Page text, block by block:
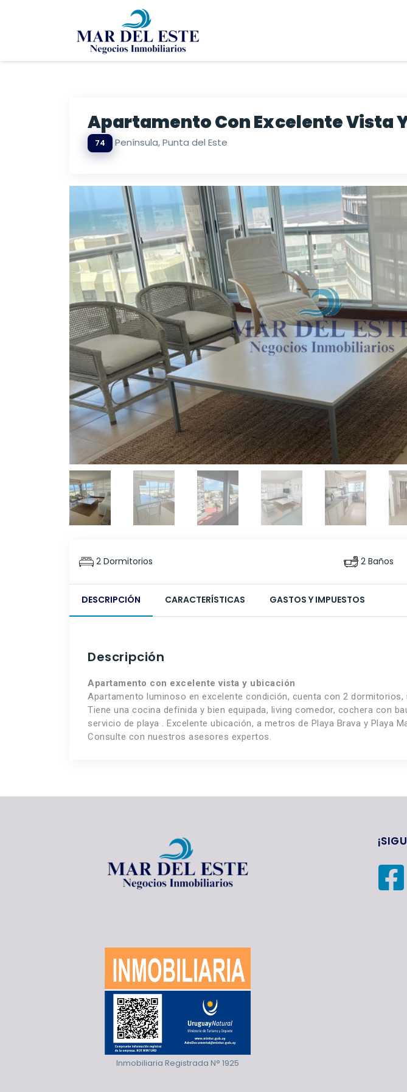
Apartamento Con Excelente Vista
74 Península, Punta del Este
2 Dormitorios 2 Baños
DESCRIPCIÓN CARACTERÍSTICAS GASTOS Y IMPUESTOS
Descripción
Apartamento con excelente vista y ubicación
Apartamento luminoso en excelente condición, cuenta con 2 dormitorios,
Tiene una cocina definida y bien equipada, living comedor, cochera con
servicio de playa . Excelente ubicación, a metros de Playa Brava y Playa
Consulte con nuestros asesores expertos.
Inmobiliaria Registrada N° 1925